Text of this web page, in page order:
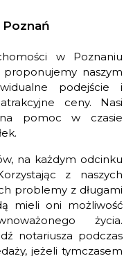
w Poznaniu
proponujemy naszym
podejście i
ceny. Nasi
pomoc w czasie
na każdym odcinku
z naszych
problemy z długami
mieli oni możliwość
życia.
notariusza podczas
jeżeli tymczasem